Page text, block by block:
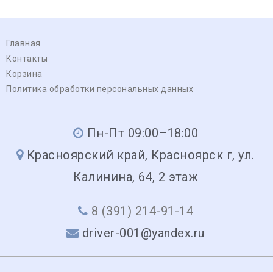
Главная
Контакты
Корзина
Политика обработки персональных данных
Пн-Пт 09:00–18:00
Красноярский край, Красноярск г, ул.
Калинина, 64, 2 этаж
8 (391) 214-91-14
driver-001@yandex.ru